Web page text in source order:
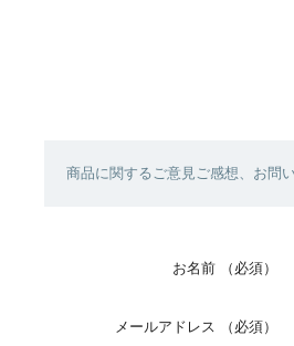
商品に関するご意見ご感想、お問
お名前 （必須）
メールアドレス （必須）